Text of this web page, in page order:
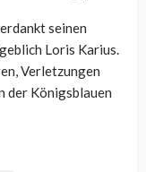
seinen
Loris Karius.
Verletzungen
der Königsblauen